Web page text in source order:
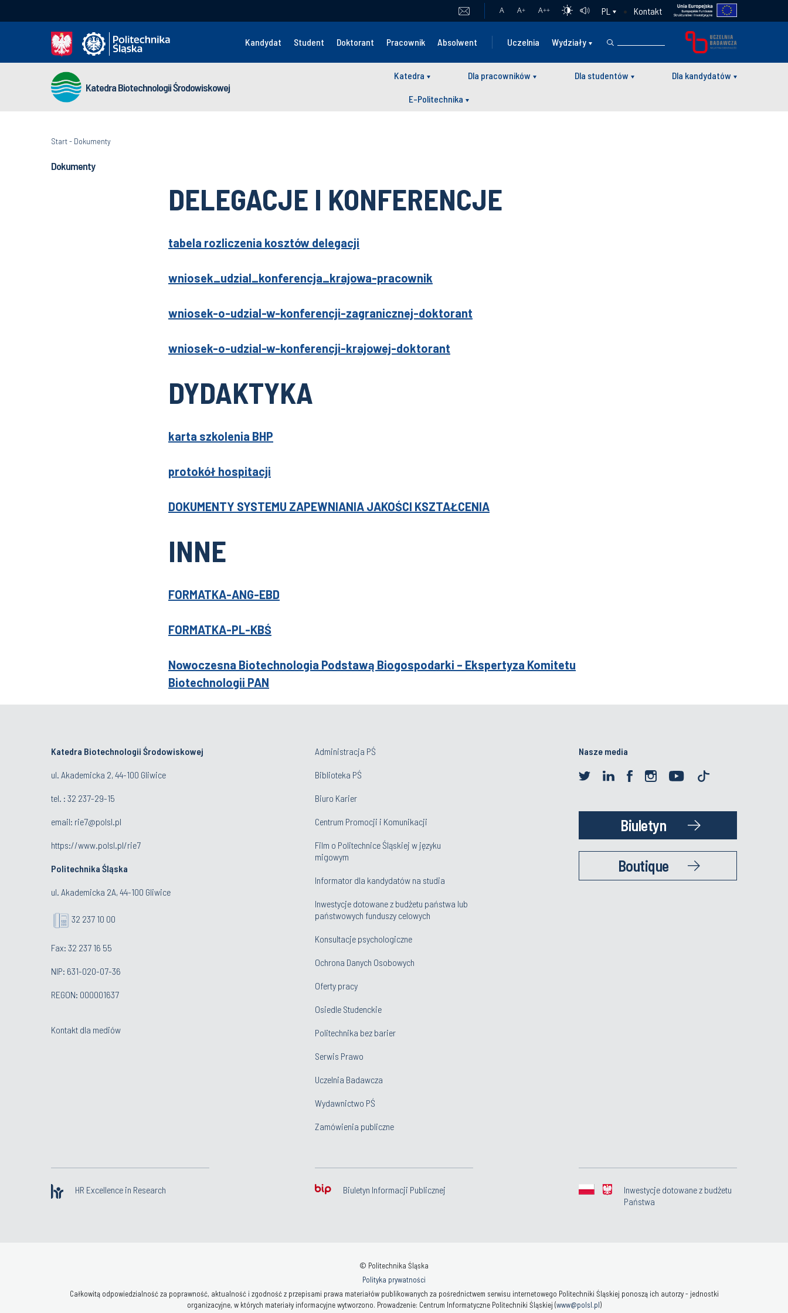
A A+ A++ PL Kontakt
Kandydat Student Doktorant Pracownik Absolwent Uczelnia Wydziały
Katedra Biotechnologii Środowiskowej
Katedra Dla pracowników Dla studentów Dla kandydatów
E-Politechnika
Start- Dokumenty
Dokumenty
DELEGACJE I KONFERENCJE
tabela rozliczenia kosztów delegacji
wniosek_udzial_konferencja_krajowa-pracownik
wniosek-o-udzial-w-konferencji-zagranicznej-doktorant
wniosek-o-udzial-w-konferencji-krajowej-doktorant
DYDAKTYKA
karta szkolenia BHP
protokół hospitacji
DOKUMENTY SYSTEMU ZAPEWNIANIA JAKOŚCI KSZTAŁCENIA
INNE
FORMATKA-ANG-EBD
FORMATKA-PL-KBŚ
Nowoczesna Biotechnologia Podstawą Biogospodarki – Ekspertyza Komitetu
Biotechnologii PAN
Katedra Biotechnologii Środowiskowej
ul. Akademicka 2, 44-100 Gliwice
tel. : 32 237-29-15
email: rie7@polsl.pl
https://www.polsl.pl/rie7
Politechnika Śląska
ul. Akademicka 2A, 44-100 Gliwice
32 237 10 00
Fax: 32 237 16 55
NIP: 631-020-07-36
REGON: 000001637
Kontakt dla mediów
Administracja PŚ
Biblioteka PŚ
Biuro Karier
Centrum Promocji i Komunikacji
Film o Politechnice Śląskiej w języku
migowym
Informator dla kandydatów na studia
Inwestycje dotowane z budżetu państwa lub
państwowych funduszy celowych
Konsultacje psychologiczne
Ochrona Danych Osobowych
Oferty pracy
Osiedle Studenckie
Politechnika bez barier
Serwis Prawo
Uczelnia Badawcza
Wydawnictwo PŚ
Zamówienia publiczne
Nasze media
Biuletyn
Boutique
HR Excellence in Research Biuletyn Informacji Publicznej
Inwestycje dotowane z budżetu
Państwa
© Politechnika Śląska
Polityka prywatności
Całkowitą odpowiedzialność za poprawność, aktualność i zgodność z przepisami prawa materiałów publikowanych za pośrednictwem serwisu internetowego Politechniki Śląskiej ponoszą ich autorzy - jednostki
organizacyjne, w których materiały informacyjne wytworzono. Prowadzenie: Centrum Informatyczne Politechniki Śląskiej (www@polsl.pl)